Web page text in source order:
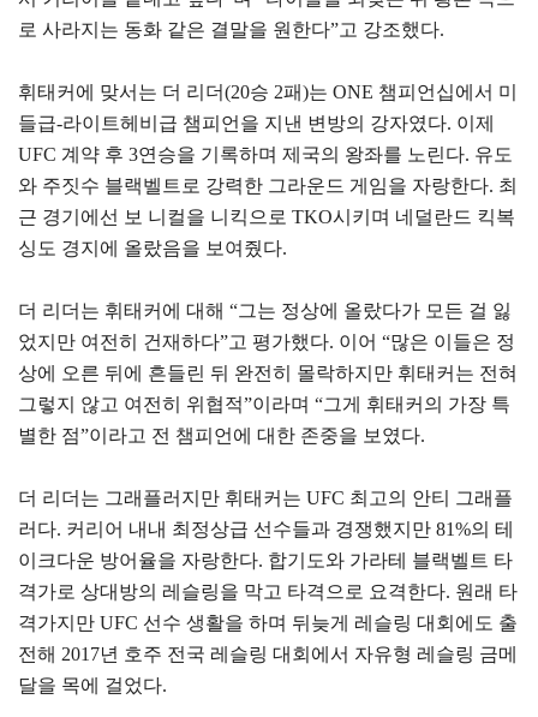
로 사라지는 동화 같은 결말을 원한다”고 강조했다.
휘태커에 맞서는 더 리더(20승 2패)는 ONE 챔피언십에서 미
들급-라이트헤비급 챔피언을 지낸 변방의 강자였다. 이제
UFC 계약 후 3연승을 기록하며 제국의 왕좌를 노린다. 유도
와 주짓수 블랙벨트로 강력한 그라운드 게임을 자랑한다. 최
근 경기에선 보 니컬을 니킥으로 TKO시키며 네덜란드 킥복
싱도 경지에 올랐음을 보여줬다.
더 리더는 휘태커에 대해 “그는 정상에 올랐다가 모든 걸 잃
었지만 여전히 건재하다”고 평가했다. 이어 “많은 이들은 정
상에 오른 뒤에 흔들린 뒤 완전히 몰락하지만 휘태커는 전혀
그렇지 않고 여전히 위협적”이라며 “그게 휘태커의 가장 특
별한 점”이라고 전 챔피언에 대한 존중을 보였다.
더 리더는 그래플러지만 휘태커는 UFC 최고의 안티 그래플
러다. 커리어 내내 최정상급 선수들과 경쟁했지만 81%의 테
이크다운 방어율을 자랑한다. 합기도와 가라테 블랙벨트 타
격가로 상대방의 레슬링을 막고 타격으로 요격한다. 원래 타
격가지만 UFC 선수 생활을 하며 뒤늦게 레슬링 대회에도 출
전해 2017년 호주 전국 레슬링 대회에서 자유형 레슬링 금메
달을 목에 걸었다.